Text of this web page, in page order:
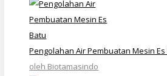
Pengolahan Air Pembuatan Mesin Es
oleh Biotamasindo